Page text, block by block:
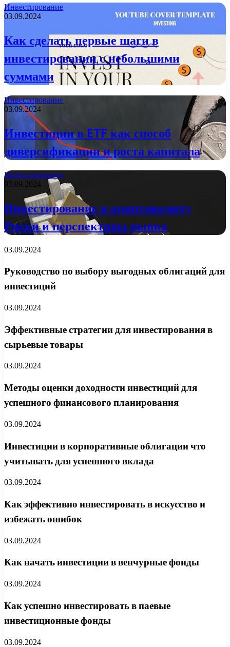
Инвестирование
03.09.2024
Как сделать первые шаги в
инвестировании с небольшими
суммами
Инвестирование
03.09.2024
Инвестиции в ETF как способ
диверсификации и роста капитала
Инвестирование
03.09.2024
Инвестирование в криптовалюту
Риски и перспективы рынка
03.09.2024
Руководство по выбору выгодных облигаций для
инвестиций
03.09.2024
Эффективные стратегии для инвестирования в
сырьевые товары
03.09.2024
Методы оценки доходности инвестиций для
успешного финансового планирования
03.09.2024
Инвестиции в корпоративные облигации что
учитывать для успешного вклада
03.09.2024
Как эффективно инвестировать в искусство и
избежать ошибок
03.09.2024
Как начать инвестиции в венчурные фонды
03.09.2024
Как успешно инвестировать в паевые
инвестиционные фонды
03.09.2024